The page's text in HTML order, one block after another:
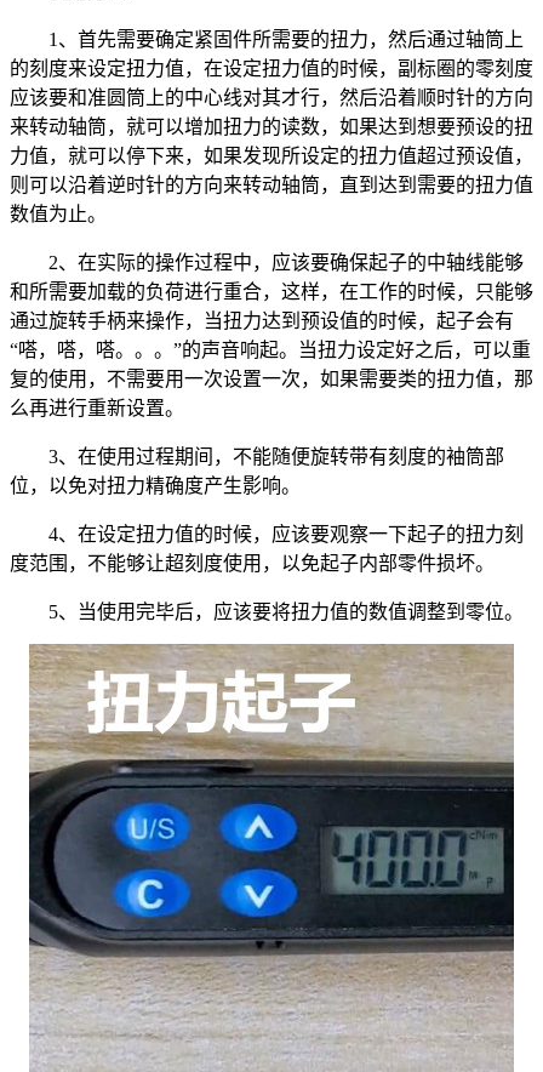
1、首先需要确定紧固件所需要的扭力，然后通过轴筒上
的刻度来设定扭力值，在设定扭力值的时候，副标圈的零刻度
应该要和准圆筒上的中心线对其才行，然后沿着顺时针的方向
来转动轴筒，就可以增加扭力的读数，如果达到想要预设的扭
力值，就可以停下来，如果发现所设定的扭力值超过预设值，
则可以沿着逆时针的方向来转动轴筒，直到达到需要的扭力值
数值为止。
2、在实际的操作过程中，应该要确保起子的中轴线能够
和所需要加载的负荷进行重合，这样，在工作的时候，只能够
通过旋转手柄来操作，当扭力达到预设值的时候，起子会有
“嗒，嗒，嗒。。。”的声音响起。当扭力设定好之后，可以重
复的使用，不需要用一次设置一次，如果需要类的扭力值，那
么再进行重新设置。
3、在使用过程期间，不能随便旋转带有刻度的袖筒部
位，以免对扭力精确度产生影响。
4、在设定扭力值的时候，应该要观察一下起子的扭力刻
度范围，不能够让超刻度使用，以免起子内部零件损坏。
5、当使用完毕后，应该要将扭力值的数值调整到零位。